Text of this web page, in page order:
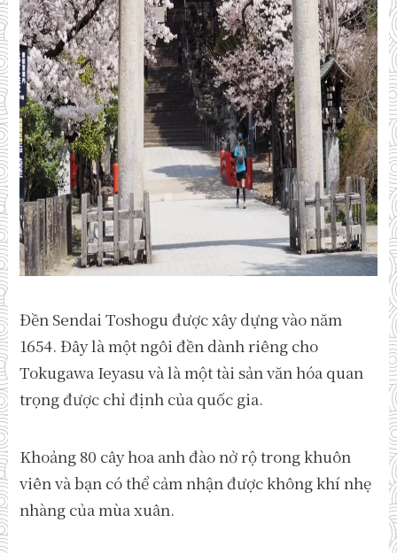
Đền Sendai Toshogu được xây dựng vào năm
1654. Đây là một ngôi đền dành riêng cho
Tokugawa Ieyasu và là một tài sản văn hóa quan
trọng được chỉ định của quốc gia.
Khoảng 80 cây hoa anh đào nở rộ trong khuôn
viên và bạn có thể cảm nhận được không khí nhẹ
nhàng của mùa xuân.